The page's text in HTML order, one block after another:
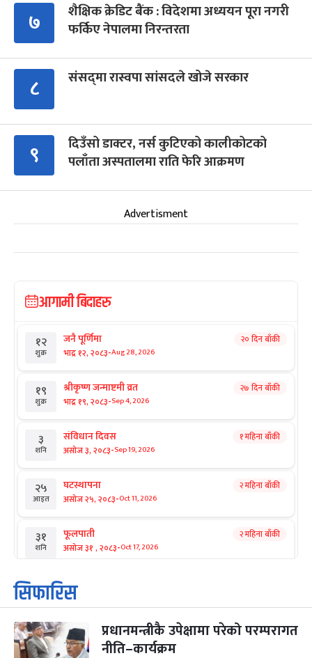
७
शैक्षिक क्रेडिट बैंक : विदेशमा अध्ययन पूरा नगरी
फर्किए नेपालमा निरन्तरता
८ संसद्‍मा रास्वपा सांसदले खोजे सरकार
९
दिउँसो डाक्टर, नर्स कुटिएको कालीकोटको
पलाँता अस्पतालमा राति फेरि आक्रमण
Advertisment
आगामी बिदाहरु
१२
शुक्र
जनै पूर्णिमा
भाद्र १२, २०८३-Aug 28, 2026
२० दिन बाँकी
१९
शुक्र
श्रीकृष्ण जन्माष्टमी व्रत
भाद्र १९, २०८३-Sep 4, 2026
२७ दिन बाँकी
३
शनि
संविधान दिवस
असोज ३, २०८३-Sep 19, 2026
१ महिना बाँकी
२५
आइत
घटस्थापना
असोज २५, २०८३-Oct 11, 2026
२ महिना बाँकी
३१
शनि
फूलपाती
असोज ३१ , २०८३-Oct 17, 2026
२ महिना बाँकी
१
आइत
कार्तिक सङ्क्रान्ति
कार्तिक १, २०८३
३
मंगल
महानवमी
कार्तिक ३, २०८३-Oct 20, 2026
२ महिना बाँकी
सिफारिस
प्रधानमन्त्रीकै उपेक्षामा परेको परम्परागत
नीति–कार्यक्रम